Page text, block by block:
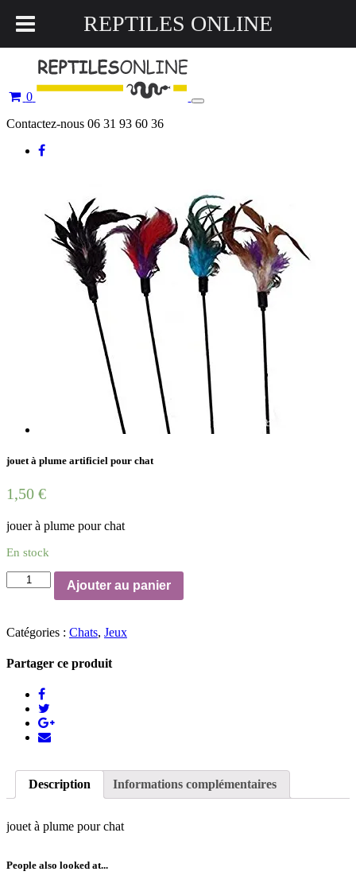
0
Toggle
Contactez-nous 06 31 93 60 36
jouet à plume artificiel pour chat
1,50 €
jouer à plume pour chat
En stock
quantité
de
plume
pour
Ajouter au panier
Catégories : Chats, Jeux
Partager ce produit
Description Informations complémentaires
jouet à plume pour chat
People also looked at...
REPTILES ONLINE